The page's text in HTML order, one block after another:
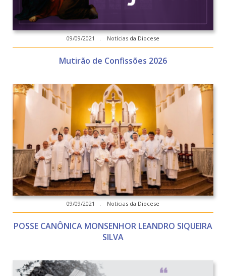
09/09/2021 . Notícias da Diocese
Mutirão de Confissões 2026
09/09/2021 . Notícias da Diocese
POSSE CANÔNICA MONSENHOR LEANDRO SIQUEIRA
SILVA